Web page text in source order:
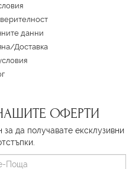
данни
/Доставка
ОФЕРТИ
да получавате ексклузивни